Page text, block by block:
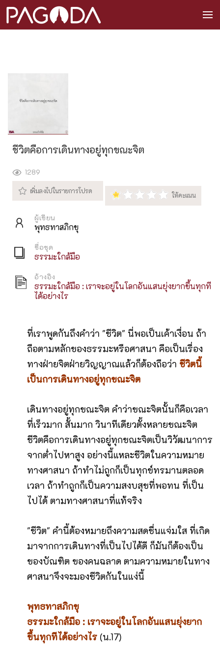
ชีวิตคือการเดินทางอยู่ทุกขณะจิต
1289
ผู้เขียน
พุทธทาสภิกขุ
ชื่อชุด
ธรรมะใกล้มือ
อ้างอิง
ธรรมะใกล้มือ : เราจะอยู่ในโลกอันแสนยุ่งยากขึ้นทุกที
ได้อย่างไร
ที่เราพูดกันถึงคำว่า "ชีวิต" นี่พอเป็นเค้าเงื่อน ถ้า
ถือตามหลักของธรรมะหรือศาสนา คือเป็นเรื่อง
ทางฝ่ายจิตฝ่ายวิญญาณแล้วก็ต้องถือว่า ชีวิตนี้
เป็นการเดินทางอยู่ทุกขณะจิต
เดินทางอยู่ทุกขณะจิต คำว่าขณะจิตนั้นก็คือเวลา
ที่เร็วมาก สั้นมาก วินาทีเดียวตั้งหลายขณะจิต
ชีวิตคือการเดินทางอยู่ทุกขณะจิตเป็นวิวัฒนาการ
จากต่ำไปหาสูง อย่างนี้แหละชีวิตในความหมาย
ทางศาสนา ถ้าทำไม่ถูกก็เป็นทุกข์ทรมานตลอด
เวลา ถ้าทำถูกก็เป็นความสงบสุขที่พอทน ที่เป็น
ไปได้ ตามทางศาสนาที่แท้จริง
"ชีวิต" คำนี้ต้องหมายถึงความสดชื่นแจ่มใส ที่เกิด
มาจากการเดินทางที่เป็นไปได้ดี ก็มันก็ต้องเป็น
ของบัณฑิต ของคนฉลาด ตามความหมายในทาง
ศาสนาจึงจะมองชีวิตกันในแง่นี้
พุทธทาสภิกขุ
ธรรมะใกล้มือ : เราจะอยู่ในโลกอันแสนยุ่งยาก
ขึ้นทุกทีได้อย่างไร (น.17)